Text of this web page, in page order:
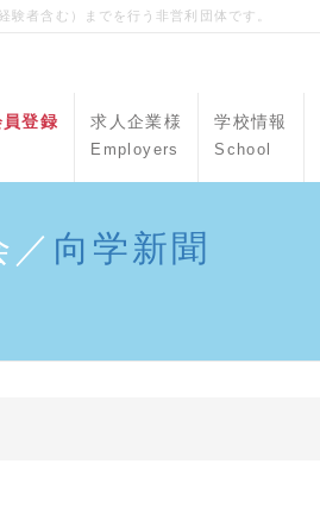
者含む）までを行う非営利団体です。
登録 求人企業様
Employers
学校情報
School
向学新聞